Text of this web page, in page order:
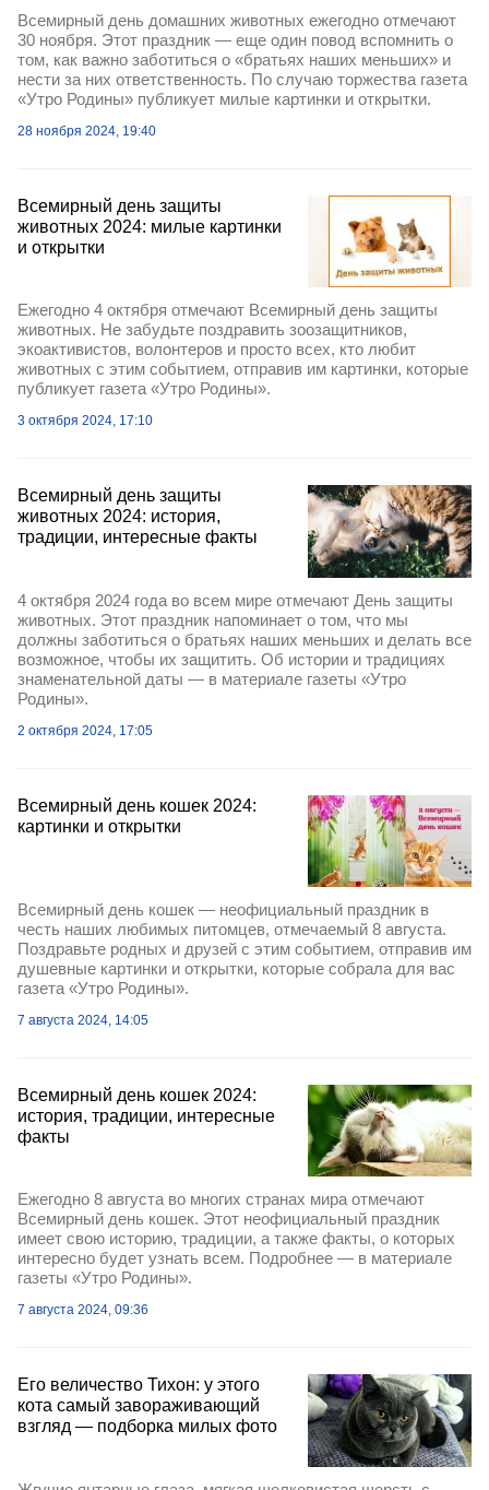
Всемирный день домашних животных ежегодно отмечают
30 ноября. Этот праздник — еще один повод вспомнить о
том, как важно заботиться о «братьях наших меньших» и
нести за них ответственность. По случаю торжества газета
«Утро Родины» публикует милые картинки и открытки.
28 ноября 2024, 19:40
Всемирный день защиты
животных 2024: милые картинки
и открытки
Ежегодно 4 октября отмечают Всемирный день защиты
животных. Не забудьте поздравить зоозащитников,
экоактивистов, волонтеров и просто всех, кто любит
животных с этим событием, отправив им картинки, которые
публикует газета «Утро Родины».
3 октября 2024, 17:10
Всемирный день защиты
животных 2024: история,
традиции, интересные факты
4 октября 2024 года во всем мире отмечают День защиты
животных. Этот праздник напоминает о том, что мы
должны заботиться о братьях наших меньших и делать все
возможное, чтобы их защитить. Об истории и традициях
знаменательной даты — в материале газеты «Утро
Родины».
2 октября 2024, 17:05
Всемирный день кошек 2024:
картинки и открытки
Всемирный день кошек — неофициальный праздник в
честь наших любимых питомцев, отмечаемый 8 августа.
Поздравьте родных и друзей с этим событием, отправив им
душевные картинки и открытки, которые собрала для вас
газета «Утро Родины».
7 августа 2024, 14:05
Всемирный день кошек 2024:
история, традиции, интересные
факты
Ежегодно 8 августа во многих странах мира отмечают
Всемирный день кошек. Этот неофициальный праздник
имеет свою историю, традиции, а также факты, о которых
интересно будет узнать всем. Подробнее — в материале
газеты «Утро Родины».
7 августа 2024, 09:36
Его величество Тихон: у этого
кота самый завораживающий
взгляд — подборка милых фото